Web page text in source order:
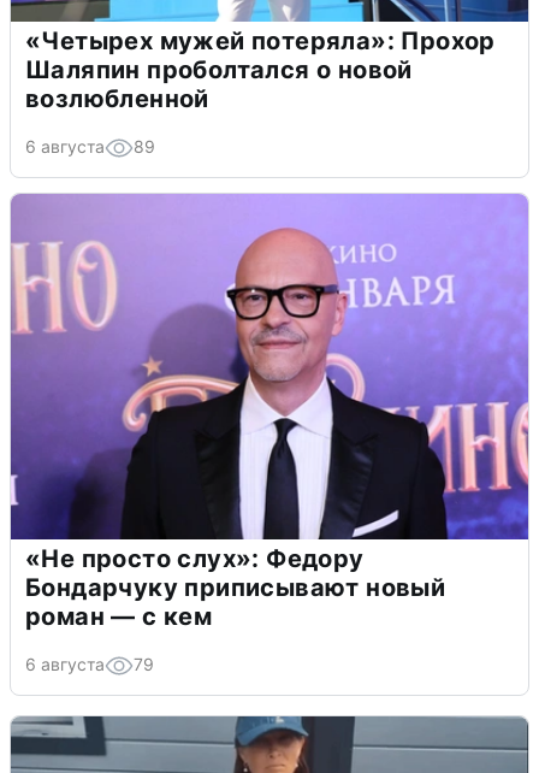
«Четырех мужей потеряла»: Прохор
Шаляпин проболтался о новой
возлюбленной
6 августа 89
«Не просто слух»: Федору
Бондарчуку приписывают новый
роман — с кем
6 августа 79